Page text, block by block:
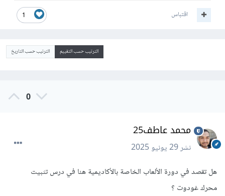
1 اقتباس
الترتيب حسب التقييم الترتيب حسب التاريخ
0
محمد عاطف25
نشر29 يونيو 2025
هل تقصد في دورة الألعاب الخاصة بالأكاديمية هنا في درس تثبيت
محرك غودوت ؟